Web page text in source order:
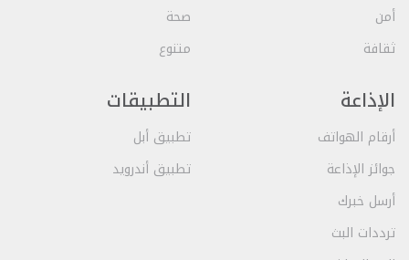
أمن
ثقافة
صحة
متنوع
الإذاعة
أرقام الهواتف
جوائز الإذاعة
أرسل خبرك
ترددات البث
التطبيقات
تطبيق أبل
تطبيق أندرويد